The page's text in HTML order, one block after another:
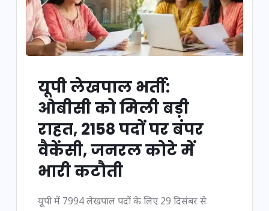
यूपी लेखपाल भर्ती:
ओबीसी को मिली बड़ी
राहत, 2158 पदों पर बंपर
वैकेंसी, जनरल कोटे में
भारी कटौती
यूपी में 7994 लेखपाल पदों के लिए 29 दिसंबर से